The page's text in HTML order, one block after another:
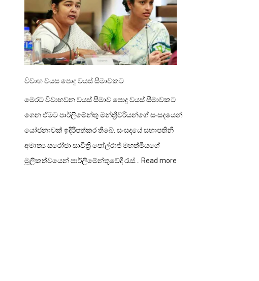
මිරර්
පුවත්
සේවය
නවතී.
විවාහ වයස පොදු වයස් සීමාවකට
මෙරට විවාහවන වයස් සීමාව පොදු වයස් සීමාවකට
ගෙන ඒමට පාර්ලිමේන්තු මන්ත්‍රීවරියන්ගේ සංසදයෙන්
යෝජනාවක් ඉදිරිපත්කර තිබේ. සංසදයේ සභාපතිනි
අමාත්‍ය සරෝජා සාවිත්‍රි පෝල්රාජ් මහත්මියගේ
මූලිකත්වයෙන් පාර්ලිමේන්තුවේදී රැස්… Read more